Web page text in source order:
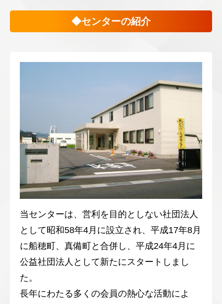
◆センターの紹介
当センターは、営利を目的としない社団法人
として昭和58年4月に設立され、平成17年8月
に船穂町、真備町と合併し、平成24年4月に
公益社団法人として新たにスタートしまし
た。
長年にわたる多くの会員の熱心な活動によ